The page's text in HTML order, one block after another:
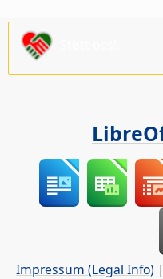
Impressum (Legal Info) |